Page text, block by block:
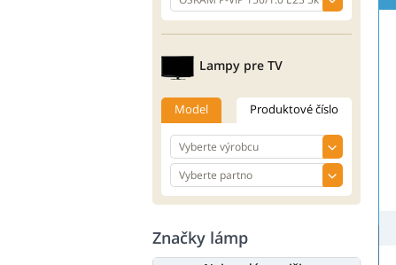
Lampy pre TV
Model Produktové číslo
Značky lámp